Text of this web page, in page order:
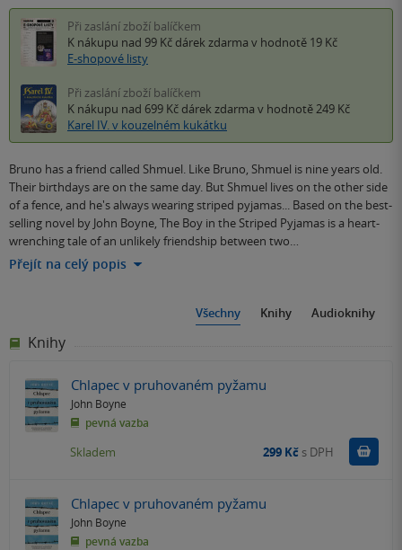
Při zaslání zboží balíčkem
K nákupu nad 99 Kč dárek zdarma v hodnotě 19 Kč
E-shopové listy
Při zaslání zboží balíčkem
K nákupu nad 699 Kč dárek zdarma v hodnotě 249 Kč
Karel IV. v kouzelném kukátku
Bruno has a friend called Shmuel. Like Bruno, Shmuel is nine years old.
Their birthdays are on the same day. But Shmuel lives on the other side
of a fence, and he's always wearing striped pyjamas... Based on the best-
selling novel by John Boyne, The Boy in the Striped Pyjamas is a heart-
wrenching tale of an unlikely friendship between two…
Přejít na celý popis
Všechny Knihy Audioknihy
Knihy
Chlapec v pruhovaném pyžamu
John Boyne
pevná vazba
Skladem 299 Kč s DPH
Chlapec v pruhovaném pyžamu
John Boyne
pevná vazba